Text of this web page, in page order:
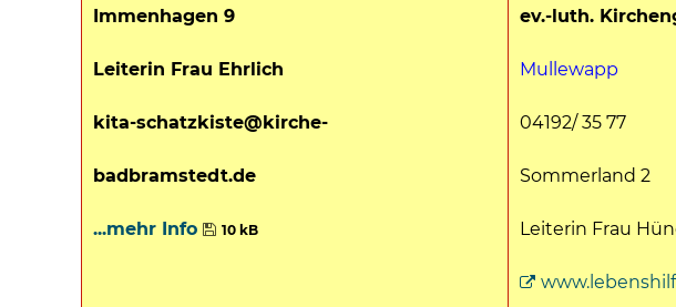
Immenhagen 9
Leiterin Frau Ehrlich
kita-schatzkiste@kirche-
badbramstedt.de
...mehr Info 10 kB
ev.-luth.
Mullewapp
04192/ 35 77
Sommerland 2
Leiterin Frau